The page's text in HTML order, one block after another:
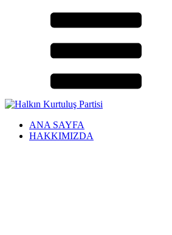
ANA SAYFA
HAKKIMIZDA